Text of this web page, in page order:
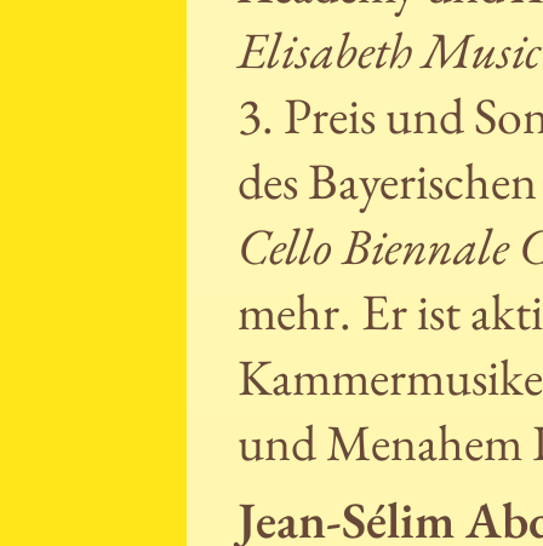
Elisabeth
3. Preis und
des
Cello Biennale
mehr. Er ist
und Menahem
Jean-Sélim